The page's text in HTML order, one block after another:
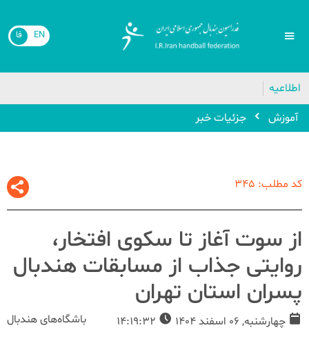
EN فا
اطلاعیه
🔴
آموزش
جزئیات خبر
کد مطلب: 345
از سوت آغاز تا سکوی افتخار،
روایتی جذاب از مسابقات هندبال
پسران استان تهران
چهارشنبه, 06 اسفند 1404 باشگاه‌های هندبال